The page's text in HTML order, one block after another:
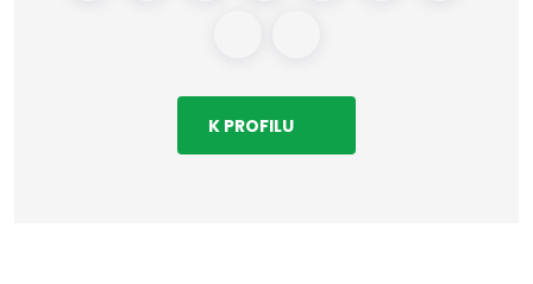
K PROFILU